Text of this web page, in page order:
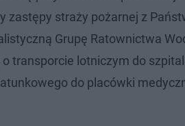
zastępy straży pożarnej z
Grupę Ratownictwa
transporcie lotniczym do
do placówki